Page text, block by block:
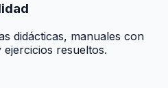
didácticas, manuales con
resueltos.